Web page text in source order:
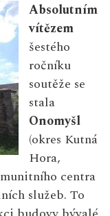
Absolutním
vítězem
šestého
ročníku
soutěže se
stala
Onomyšl
(okres Kutná
Hora,
centra
služeb. To